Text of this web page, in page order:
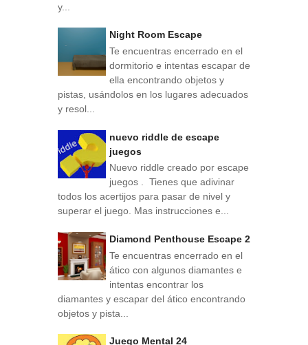
y...
Night Room Escape
Te encuentras encerrado en el
dormitorio e intentas escapar de
ella encontrando objetos y
pistas, usándolos en los lugares adecuados
y resol...
nuevo riddle de escape
juegos
Nuevo riddle creado por escape
juegos . Tienes que adivinar
todos los acertijos para pasar de nivel y
superar el juego. Mas instrucciones e...
Diamond Penthouse Escape 2
Te encuentras encerrado en el
ático con algunos diamantes e
intentas encontrar los
diamantes y escapar del ático encontrando
objetos y pista...
Juego Mental 24